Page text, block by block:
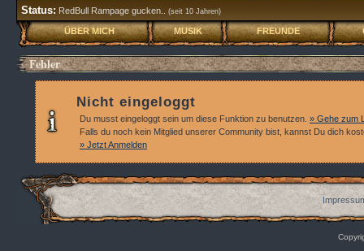
Status: RedBull Rampage gucken.. (seit 10 Jahren)
ÜBER MICH MUSIK FREUNDE
Fehler
Nicht eingeloggt
Du musst eingeloggt sein um diese Funktion zu benutzen. » Gehe zum
Falls du noch kein Mitglied unserer Community bist, kannst Du dich
» Jetzt Anmelden